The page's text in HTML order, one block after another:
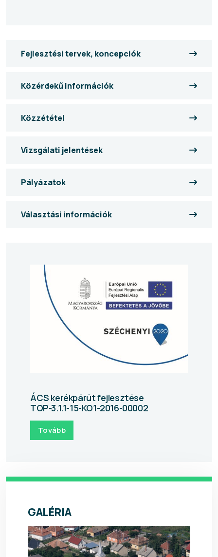
Fejlesztési tervek, koncepciók
Közérdekű információk
Közzététel
Vizsgálati jelentések
Pályázatok
Választási információk
ÁCS kerékpárút fejlesztése
TOP-3.1.1-15-KO1-2016-00002
Tovább
GALÉRIA